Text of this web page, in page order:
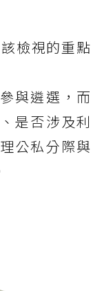
檢視的重點
與遴選，而
是否涉及利
公私分際與